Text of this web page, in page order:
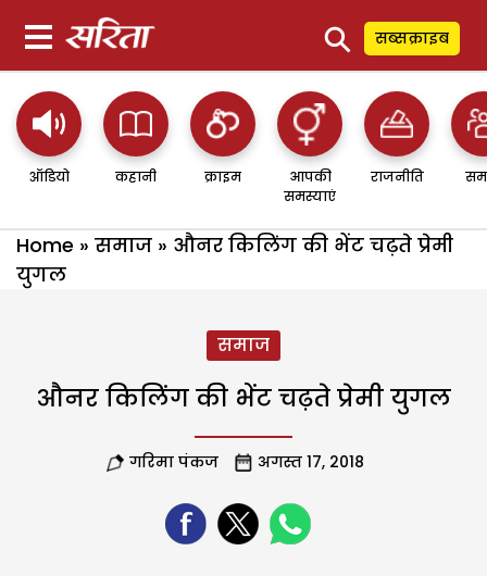
⚲ सब्सक्राइब
ऑडियो कहानी क्राइम
आपकी
समस्याएं
राजनीति
Home » समाज » औनर किलिंग की भेंट चढ़ते प्रेमी
युगल
समाज
औनर किलिंग की भेंट चढ़ते प्रेमी युगल
गरिमा पंकज अगस्त 17, 2018